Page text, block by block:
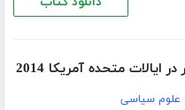
متحده آمریکا 2014
علوم سیاسی